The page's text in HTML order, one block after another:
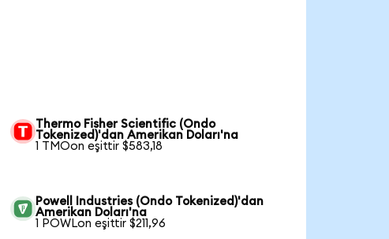
Thermo Fisher Scientific (Ondo
Tokenized)'dan Amerikan Doları'na
1 TMOon eşittir $583,18
Powell Industries (Ondo Tokenized)'dan
Amerikan Doları'na
1 POWLon eşittir $211,96